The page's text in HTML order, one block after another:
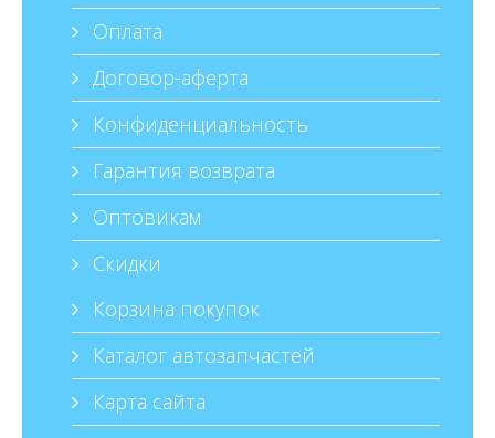
Оплата
Договор-аферта
Конфиденциальность
Гарантия возврата
Оптовикам
Скидки
Корзина покупок
Каталог автозапчастей
Карта сайта